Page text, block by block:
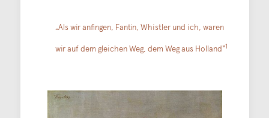
„Als wir anfingen, Fantin, Whistler und ich, waren
wir auf dem gleichen Weg, dem Weg aus Holland“1